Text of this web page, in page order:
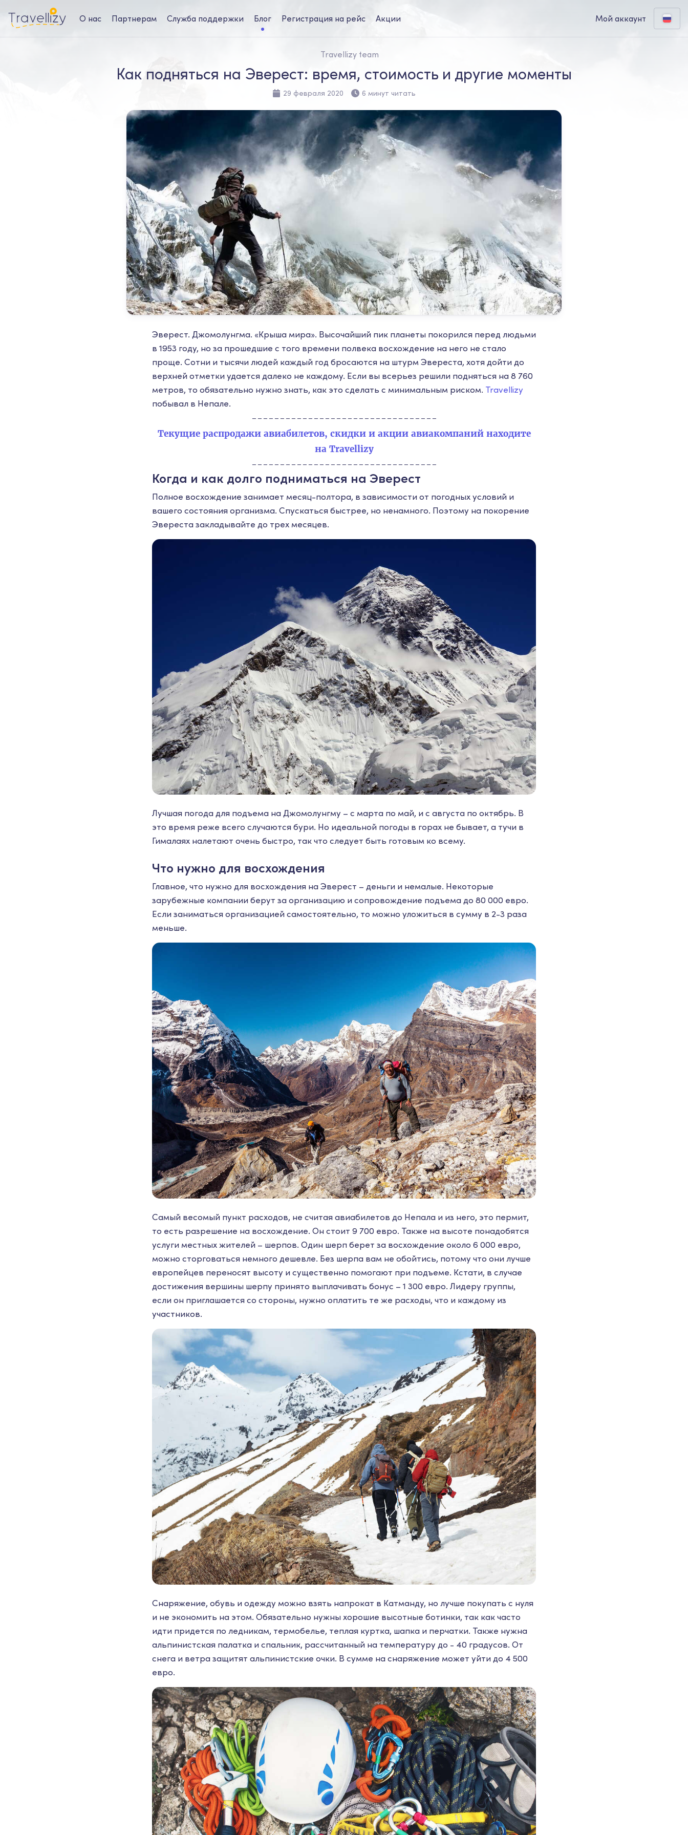
О нас Партнерам Служба поддержки Блог Регистрация на рейс Акции Мой аккаунт
Travellizy team
Как подняться на Эверест: время, стоимость и другие моменты
29 февраля 2020 6 минут читать
Эверест. Джомолунгма. «Крыша мира». Высочайший пик планеты покорился перед людьми
в 1953 году, но за прошедшие с того времени полвека восхождение на него не стало
проще. Сотни и тысячи людей каждый год бросаются на штурм Эвереста, хотя дойти до
верхней отметки удается далеко не каждому. Если вы всерьез решили подняться на 8 760
метров, то обязательно нужно знать, как это сделать с минимальным риском. Travellizy
побывал в Непале.
---------------------------------
Текущие распродажи авиабилетов, скидки и акции авиакомпаний находите
на Travellizy
---------------------------------
Когда и как долго подниматься на Эверест
Полное восхождение занимает месяц-полтора, в зависимости от погодных условий и
вашего состояния организма. Спускаться быстрее, но ненамного. Поэтому на покорение
Эвереста закладывайте до трех месяцев.
Лучшая погода для подъема на Джомолунгму – с марта по май, и с августа по октябрь. В
это время реже всего случаются бури. Но идеальной погоды в горах не бывает, а тучи в
Гималаях налетают очень быстро, так что следует быть готовым ко всему.
Что нужно для восхождения
Главное, что нужно для восхождения на Эверест – деньги и немалые. Некоторые
зарубежные компании берут за организацию и сопровождение подъема до 80 000 евро.
Если заниматься организацией самостоятельно, то можно уложиться в сумму в 2-3 раза
меньше.
Самый весомый пункт расходов, не считая авиабилетов до Непала и из него, это пермит,
то есть разрешение на восхождение. Он стоит 9 700 евро. Также на высоте понадобятся
услуги местных жителей – шерпов. Один шерп берет за восхождение около 6 000 евро,
можно сторговаться немного дешевле. Без шерпа вам не обойтись, потому что они лучше
европейцев переносят высоту и существенно помогают при подъеме. Кстати, в случае
достижения вершины шерпу принято выплачивать бонус – 1 300 евро. Лидеру группы,
если он приглашается со стороны, нужно оплатить те же расходы, что и каждому из
участников.
Снаряжение, обувь и одежду можно взять напрокат в Катманду, но лучше покупать с нуля
и не экономить на этом. Обязательно нужны хорошие высотные ботинки, так как часто
идти придется по ледникам, термобелье, теплая куртка, шапка и перчатки. Также нужна
альпинистская палатка и спальник, рассчитанный на температуру до - 40 градусов. От
снега и ветра защитят альпинистские очки. В сумме на снаряжение может уйти до 4 500
евро.